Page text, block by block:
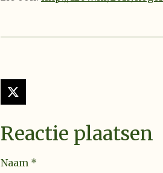
X
Reactie plaatsen
Naam *